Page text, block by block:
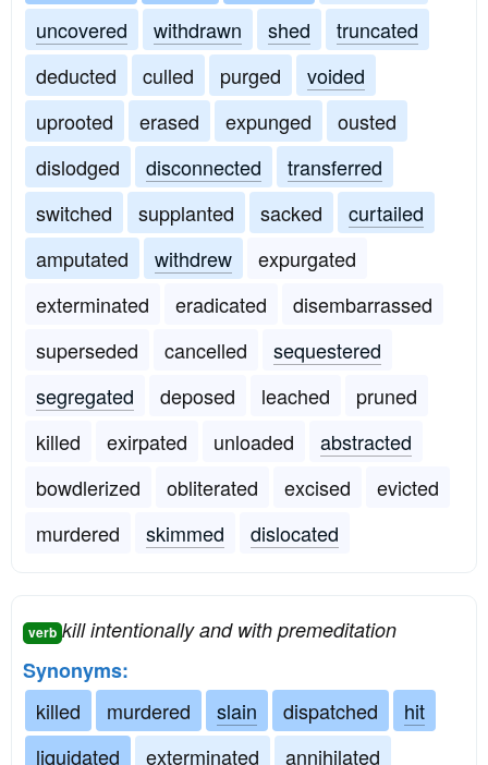
uncovered
withdrawn shed
truncated
deducted
culled purged
voided
uprooted
erased expunged
ousted
dislodged
disconnected
transferred
switched
supplanted sacked
curtailed
amputated
withdrew
expurgated
exterminated
eradicated
disembarrassed
superseded
cancelled
sequestered
segregated
deposed leached
pruned
killed
exirpated unloaded
abstracted
bowdlerized
obliterated excised
evicted
murdered
skimmed dislocated
verb kill intentionally and with premeditation
Synonyms:
killed
murdered slain dispatched
hit
liquidated
exterminated annihilated